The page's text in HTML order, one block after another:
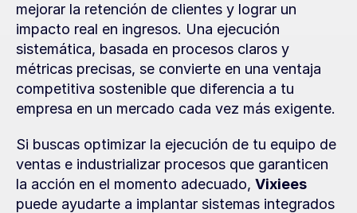
mejorar la retención de clientes y lograr un
impacto real en ingresos. Una ejecución
sistemática, basada en procesos claros y
métricas precisas, se convierte en una ventaja
competitiva sostenible que diferencia a tu
empresa en un mercado cada vez más exigente.
Si buscas optimizar la ejecución de tu equipo de
ventas e industrializar procesos que garanticen
la acción en el momento adecuado, Vixiees
puede ayudarte a implantar sistemas integrados